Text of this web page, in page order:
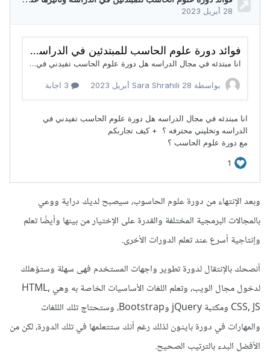
وبعد الإنتهاء من دورة علوم الحاسوب، سيصبح لديك دراية ووعي
بالمجالات البرمجية المختلفة والقدرة على الإختيار من بينها وأيضًا تعلم
وإنتاجية أسرع عند تعلم الدورات الأخرى.
أنصحك بالإنتقال لدورة تطوير واجهات المستخدم فهى سهلة وستؤهلك
لدخول مجال الويب، وتعلم اللغات الأساسيات الخاصة به وهي HTML,
CSS, JS ومكتبة jQuery وBootstrap، وستحتاج تلك الللغات
والمهارات في دورة بايثون لذلك رغم أنك ستتعلمها في تلك الدورة، لكن من
الأفضل البدء بالترتيب الصحيح.